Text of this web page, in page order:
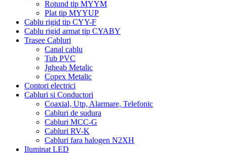
Rotund tip MYYM
Plat tip MYYUP
Cablu rigid tip CYY-F
Cablu rigid armat tip CYABY
Trasee Cabluri
Canal cablu
Tub PVC
Jgheab Metalic
Copex Metalic
Contori electrici
Cabluri si Conductori
Coaxial, Utp, Alarmare, Telefonic
Cabluri de sudura
Cabluri MCC-G
Cabluri RV-K
Cabluri fara halogen N2XH
Iluminat LED